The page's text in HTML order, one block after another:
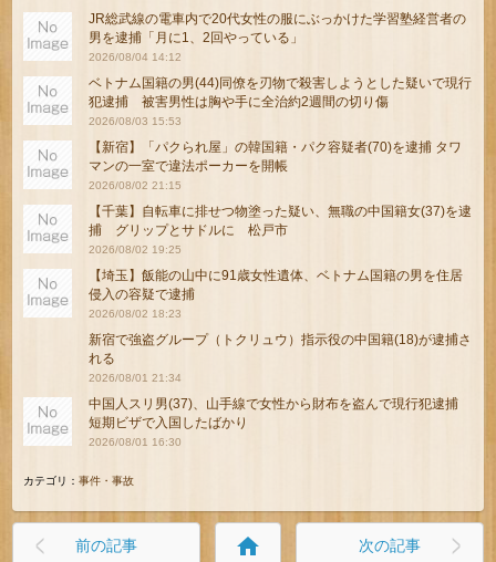
JR総武線の電車内で20代女性の服にぶっかけた学習塾経営者の
男を逮捕「月に1、2回やっている」
2026/08/04 14:12
ベトナム国籍の男(44)同僚を刃物で殺害しようとした疑いで現行
犯逮捕 被害男性は胸や手に全治約2週間の切り傷
2026/08/03 15:53
【新宿】「パクられ屋」の韓国籍・パク容疑者(70)を逮捕 タワ
マンの一室で違法ポーカーを開帳
2026/08/02 21:15
【千葉】自転車に排せつ物塗った疑い、無職の中国籍女(37)を逮
捕 グリップとサドルに 松戸市
2026/08/02 19:25
【埼玉】飯能の山中に91歳女性遺体、ベトナム国籍の男を住居
侵入の容疑で逮捕
2026/08/02 18:23
新宿で強盗グループ（トクリュウ）指示役の中国籍(18)が逮捕さ
れる
2026/08/01 21:34
中国人スリ男(37)、山手線で女性から財布を盗んで現行犯逮捕
短期ビザで入国したばかり
2026/08/01 16:30
カテゴリ：事件・事故
前の記事 home 次の記事